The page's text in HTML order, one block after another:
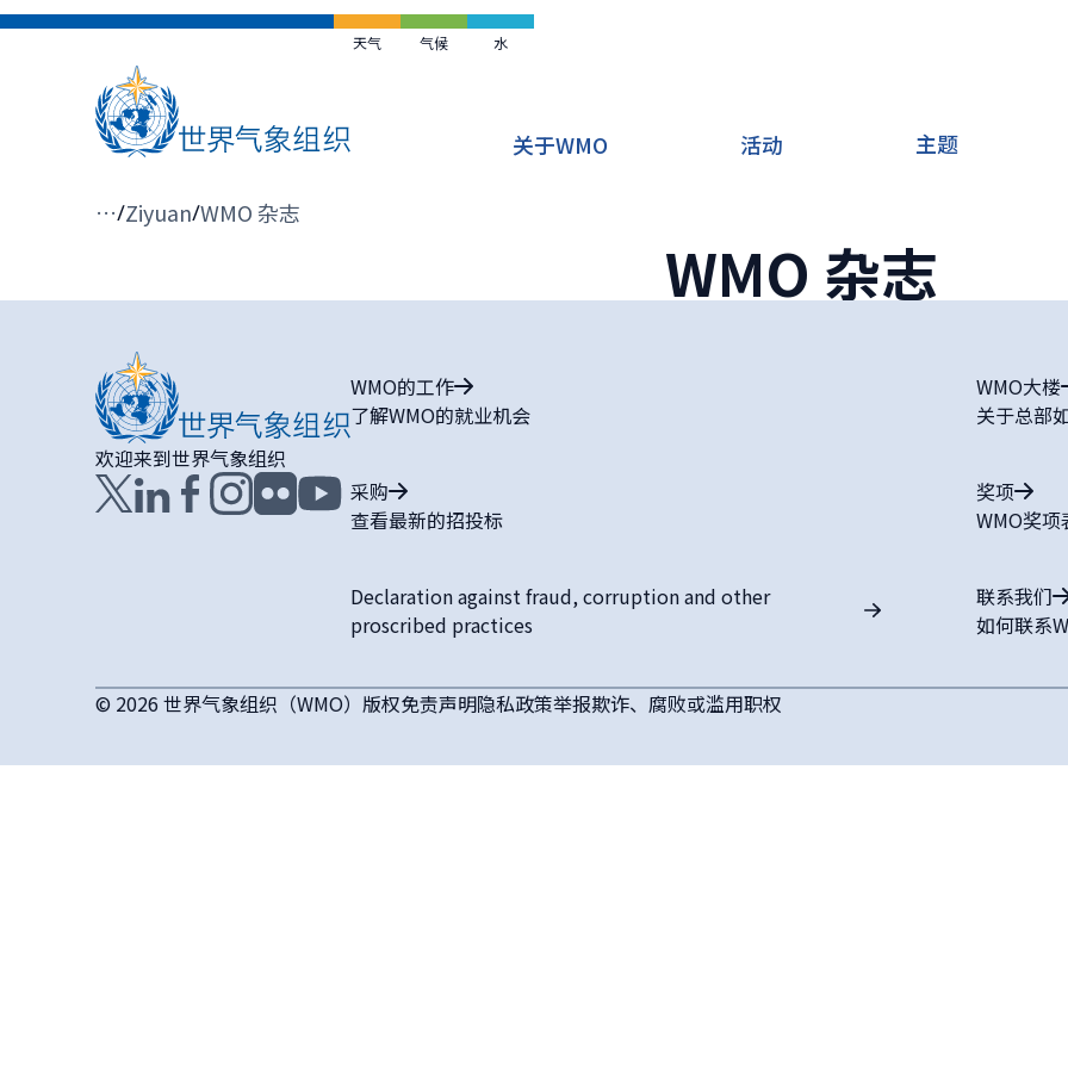
跳
天气 气候 水
关于WMO 活动 主题
面
屑
… Ziyuan WMO 杂志
WMO 杂志
欢迎来到世界气象组织
WMO的工作
了解WMO的就业机会
WMO大楼
关于总部
采购
查看最新的招投标
奖项
WMO奖
Declaration against fraud, corruption and other
proscribed practices
联系我们
如何联系
© 2026 世界气象组织（WMO） 版权免责声明隐私政策举报欺诈、腐败或滥用职权